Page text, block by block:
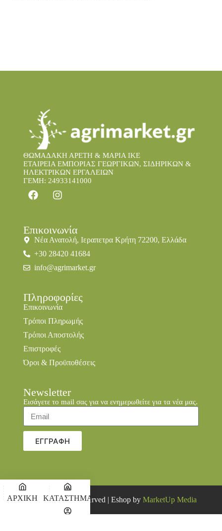
ΘΩΜΑΔΑΚΗ ΑΡΕΤΗ & ΜΑΡΙΑ IKE
ΕΤΑΙΡΕΙΑ ΕΜΠΟΡΙΑΣ ΓΕΩΡΓΙΚΩΝ, ΣΙΔΗΡΙΚΩΝ &
ΗΛΕΚΤΡΙΚΩΝ ΕΡΓΑΛΕΙΩΝ
ΓΕΜΗ: 24933141000
Επικοινωνία
Νέα Ανατολή, Ιεραπετρα Κρήτη 72200, Ελλάδα
+30 28420 41684
info@agrimarket.gr
Πληροφορίες
Επικοινωνία
Τρόποι Πληρωμής
Τρόποι Αποστολής
Επιστροφές
Όροι & Προϋποθέσεις
Newsletter
Εισάγετε το mail σας για να ενημερωθείτε για τα νέα μας.
ΕΓΓΡΑΦΗ
© 2026 all rights reserved | Eshop byMarketUp Media
ΑΡΧΙΚΗ ΚΑΤΑΣΤΗΜΑ